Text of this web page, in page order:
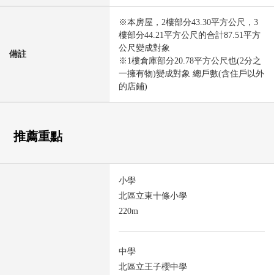
備註
※本房屋，2樓部分43.30平方公尺，3
樓部分44.21平方公尺的合計87.51平方
公尺變成對象
※1樓倉庫部分20.78平方公尺也(2分之
一擁有物)變成對象 總戶數(含住戶以外
的店鋪)
推薦重點
小學
北區立東十條小學
220m
中學
北區立王子櫻中學